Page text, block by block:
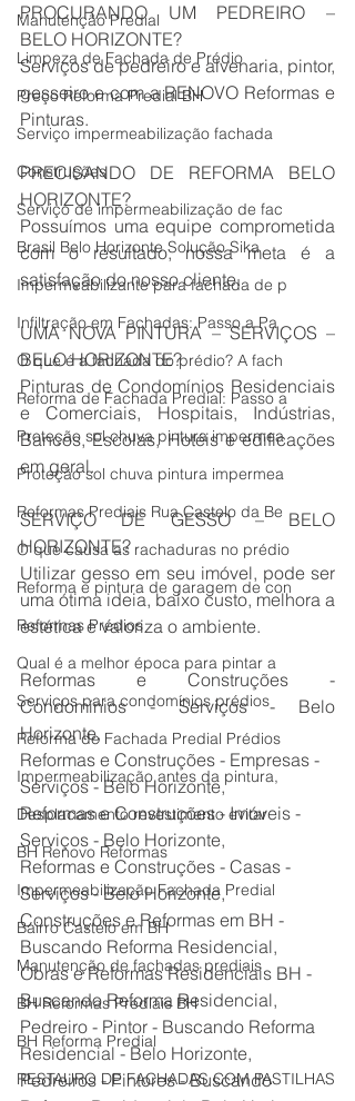
Manutenção Predial
Limpeza de Fachada de Prédio
Preço Reforma Predial BH
Serviço impermeabilização fachada
Construções
Serviço de impermeabilização de fac
Brasil Belo Horizonte Solução Sika
Impermeabilizante para fachada de p
Infiltração em Fachadas: Passo a Pa
O que é a fachada do prédio? A fach
Reforma de Fachada Predial: Passo a
Proteção sol chuva pintura impermea
Proteção sol chuva pintura impermea
Reformas Prediais Rua Castelo da Be
O que causa as rachaduras no prédio
Reforma e pintura de garagem de con
Reformas Prédios
Qual é a melhor época para pintar a
Serviços para condomínios prédios
Reforma de Fachada Predial Prédios
Impermeabilização antes da pintura,
Desplacamento revestimento evitar
BH Renovo Reformas
Impermeabilização Fachada Predial
Bairro Castelo em BH
Manutenção de fachadas prediais
BH Reformas Prediais BH
BH Reforma Predial
RESTAURO DE FACHADAS COM PASTILHAS
PROCURANDO UM PEDREIRO –
BELO HORIZONTE?
Serviços de pedreiro e alvenaria, pintor,
gesseiro e com a RENOVO Reformas e
Pinturas.
PRECISANDO DE REFORMA BELO
HORIZONTE?
Possuímos uma equipe comprometida
com o resultado, nossa meta é a
satisfação do nosso cliente.
UMA NOVA PINTURA – SERVIÇOS –
BELO HORIZONTE?
Pinturas de Condomínios Residenciais
e Comerciais, Hospitais, Indústrias,
Bancos, Escolas, Hotéis e edificações
em geral.
SERVIÇO DE GESSO – BELO
HORIZONTE?
Utilizar gesso em seu imóvel, pode ser
uma ótima ideia, baixo custo, melhora a
estética e valoriza o ambiente.
Reformas e Construções -
Condomínios - Serviços - Belo
Horizonte,
Reformas e Construções - Empresas -
Serviços - Belo Horizonte,
Reformas e Construções - Imóveis -
Serviços - Belo Horizonte,
Reformas e Construções - Casas -
Serviços - Belo Horizonte,
Construções e Reformas em BH -
Buscando Reforma Residencial,
Obras e Reformas Residenciais BH -
Buscando Reforma Residencial,
Pedreiro - Pintor - Buscando Reforma
Residencial - Belo Horizonte,
Pedreiros - Pintores - Buscando